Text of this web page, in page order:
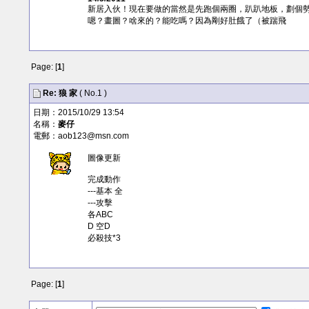
新居入伙！現在要做的當然是先跑個兩圈，趴趴地板，劃個
嗯？畫圖？啥來的？能吃嗎？因為剛好肚餓了（被踹飛
Page: [1]
Re: 狼家 ( No.1 )
日期：2015/10/29 13:54
名稱： 麥仔
電郵： aob123@msn.com
圖像更新
完成動作
---基本 全
---攻擊
各ABC
D 空D
必殺技*3
Page: [1]